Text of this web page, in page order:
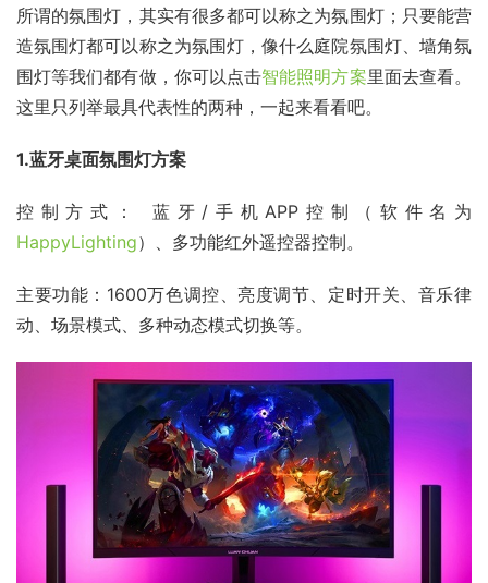
所谓的氛围灯，其实有很多都可以称之为氛围灯；只要能营
造氛围灯都可以称之为氛围灯，像什么庭院氛围灯、墙角氛
围灯等我们都有做，你可以点击智能照明方案里面去查看。
这里只列举最具代表性的两种，一起来看看吧。
1.蓝牙桌面氛围灯方案
控制方式： 蓝牙/手机APP控制（软件名为
HappyLighting）、多功能红外遥控器控制。
主要功能：1600万色调控、亮度调节、定时开关、音乐律
动、场景模式、多种动态模式切换等。